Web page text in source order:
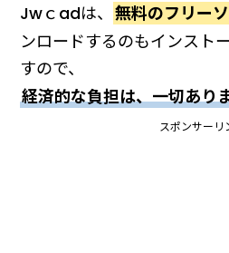
Jwｃadは、 無料のフリー
ンロードするのもインスト
すので、
経済的な負担は、一切あり
スポンサーリ